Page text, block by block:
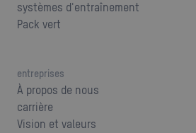
systèmes d'entraînement
Pack vert
entreprises
À propos de nous
carrière
Vision et valeurs